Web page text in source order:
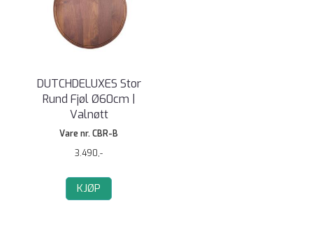
DUTCHDELUXES Stor
Rund Fjøl Ø60cm |
Valnøtt
Vare nr. CBR-B
3.490,-
KJØP